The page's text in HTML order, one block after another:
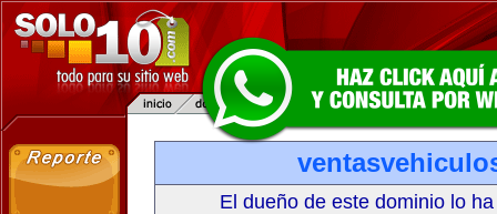
El dueño de este dominio lo